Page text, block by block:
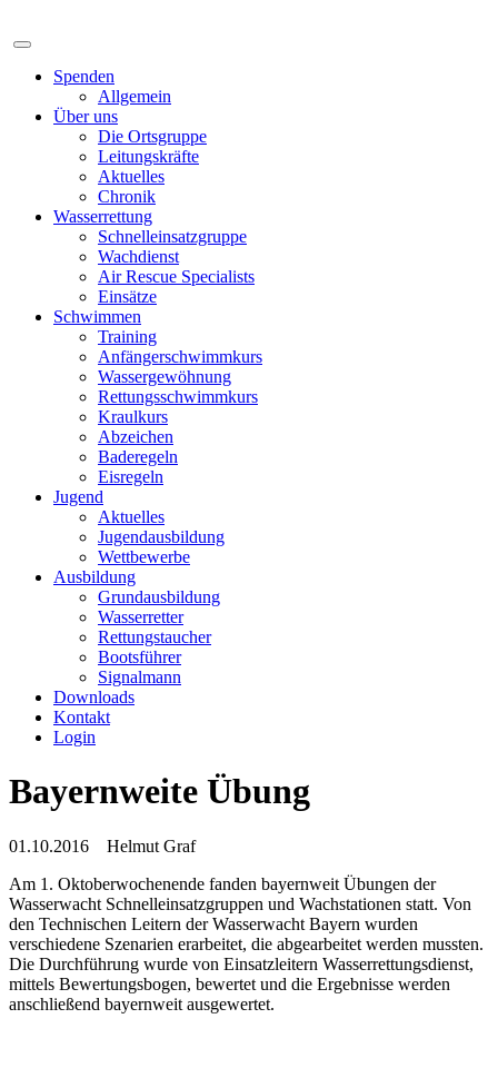
Spenden
Allgemein
Über uns
Die Ortsgruppe
Leitungskräfte
Aktuelles
Chronik
Wasserrettung
Schnelleinsatzgruppe
Wachdienst
Air Rescue Specialists
Einsätze
Schwimmen
Training
Anfängerschwimmkurs
Wassergewöhnung
Rettungsschwimmkurs
Kraulkurs
Abzeichen
Baderegeln
Eisregeln
Jugend
Aktuelles
Jugendausbildung
Wettbewerbe
Ausbildung
Grundausbildung
Wasserretter
Rettungstaucher
Bootsführer
Signalmann
Downloads
Kontakt
Login
Bayernweite Übung
01.10.2016
Helmut Graf
Am 1. Oktoberwochenende fanden bayernweit Übungen der
Wasserwacht Schnelleinsatzgruppen und Wachstationen statt. Von
den Technischen Leitern der Wasserwacht Bayern wurden
verschiedene Szenarien erarbeitet, die abgearbeitet werden mussten.
Die Durchführung wurde von Einsatzleitern Wasserrettungsdienst,
mittels Bewertungsbogen, bewertet und die Ergebnisse werden
anschließend bayernweit ausgewertet.